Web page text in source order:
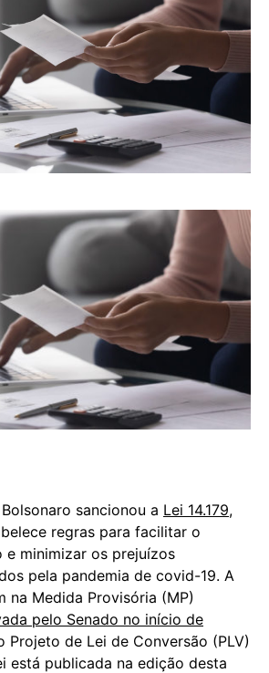
sancionou a Lei 14.179,
regras para facilitar o
e minimizar os prejuízos
pela pandemia de covid-19. A
na Medida Provisória (MP)
pelo Senado no início de
Projeto de Lei de Conversão (PLV)
está publicada na edição desta